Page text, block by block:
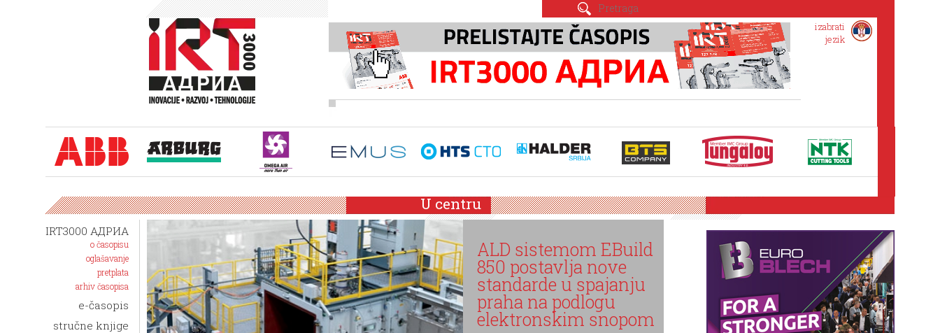
izabrati
jezik
IRT3000 АДРИА
o časopisu
oglašavanje
pretplata
arhiv časopisa
e-časopis
stručne knjige
U centru
ALD sistemom EBuild
850 postavlja nove
standarde u spajanju
praha na podlogu
elektronskim snopom
Automatizovano 3D
merenje u proizvodnji:
kada kontrola
kvaliteta postane
usko grlo